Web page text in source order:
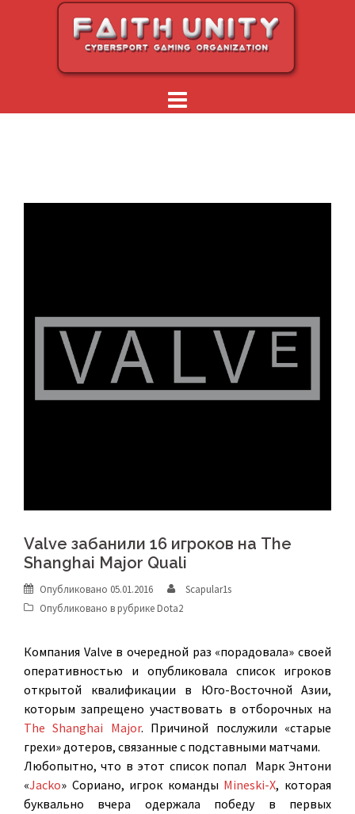
Valve забанили 16 игроков на The
Shanghai Major Quali
Опубликовано 05.01.2016
Scapular1s
Опубликовано в рубрике Dota2
Компания Valve в очередной раз «порадовала» своей
оперативностью и опубликовала список игроков
открытой квалификации в Юго-Восточной Азии,
которым запрещено участвовать в отборочных на
The Shanghai Major. Причиной послужили «старые
грехи» дотеров, связанные с подставными матчами.
Любопытно, что в этот список попал Марк Энтони
«Jacko» Сориано, игрок команды Mineski-X, которая
буквально вчера одержала победу в первых